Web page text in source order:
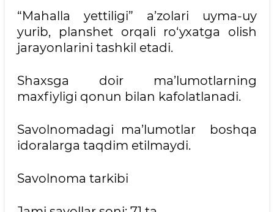
“Mahalla yettiligi” a’zolari uyma-uy
yurib, planshet orqali ro‘yxatga olish
jarayonlarini tashkil etadi.
Shaxsga doir ma’lumotlarning
maxfiyligi qonun bilan kafolatlanadi.
Savolnomadagi ma’lumotlar boshqa
idoralarga taqdim etilmaydi.
Savolnoma tarkibi